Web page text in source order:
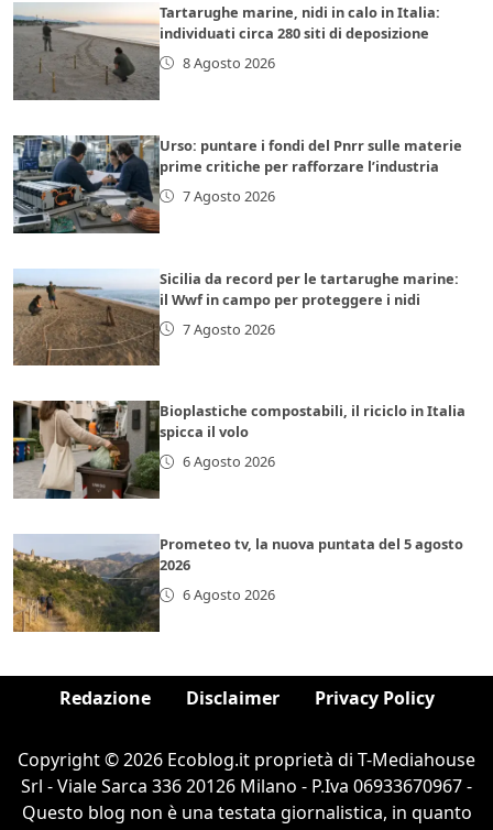
Tartarughe marine, nidi in calo in Italia:
individuati circa 280 siti di deposizione
8 Agosto 2026
Urso: puntare i fondi del Pnrr sulle materie
prime critiche per rafforzare l’industria
7 Agosto 2026
Sicilia da record per le tartarughe marine:
il Wwf in campo per proteggere i nidi
7 Agosto 2026
Bioplastiche compostabili, il riciclo in Italia
spicca il volo
6 Agosto 2026
Prometeo tv, la nuova puntata del 5 agosto
2026
6 Agosto 2026
Redazione Disclaimer Privacy Policy
Copyright © 2026 Ecoblog.it proprietà di T-Mediahouse
Srl - Viale Sarca 336 20126 Milano - P.Iva 06933670967 -
Questo blog non è una testata giornalistica, in quanto